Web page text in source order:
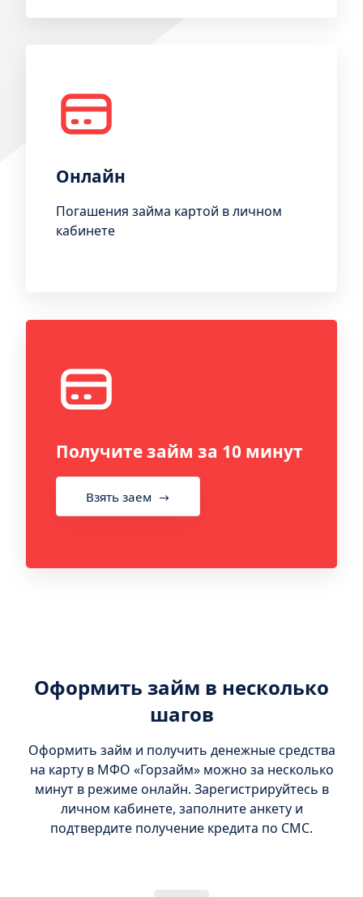
Онлайн
Погашения займа картой в личном
кабинете
Получите займ за 10 минут
Взять заем
Оформить займ в несколько
шагов
Оформить займ и получить денежные средства
на карту в МФО «Горзайм» можно за несколько
минут в режиме онлайн. Зарегистрируйтесь в
личном кабинете, заполните анкету и
подтвердите получение кредита по СМС.